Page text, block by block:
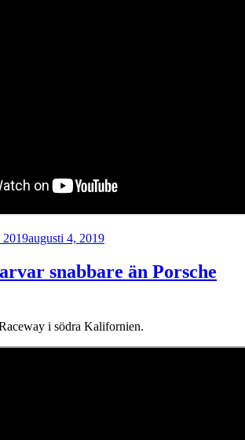
2019augusti 4, 2019
snabbare än Porsche
i södra Kalifornien.